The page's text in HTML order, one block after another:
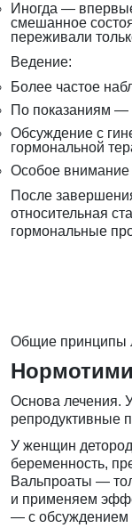
Иногда —
смешанное
переживали
Ведение:
Более частое
По показаниям —
Обсуждение с
гормональной
Особое внимание
После
относительная
гормональные
Общие принципы
Основа лечения.
репродуктивные
У женщин
беременность,
Вальпроаты —
и применяем
— с обсуждением